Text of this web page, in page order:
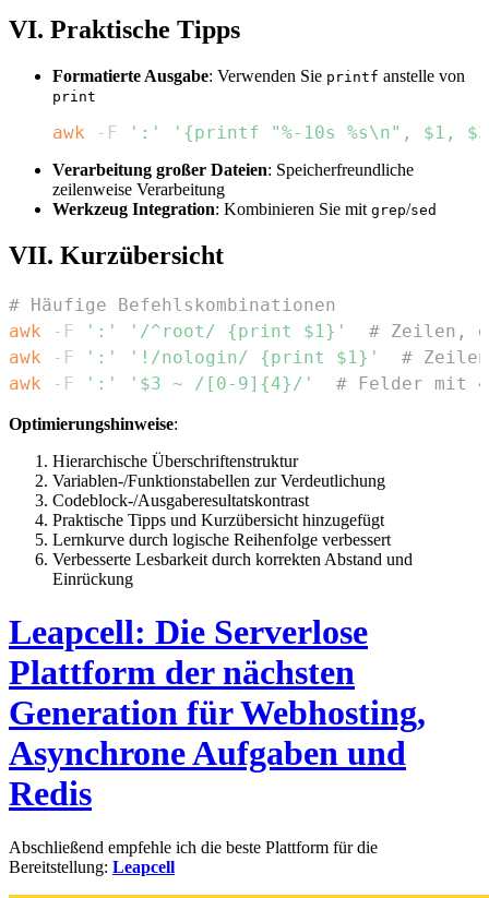
VI. Praktische Tipps
Formatierte Ausgabe: Verwenden Sie printf anstelle von
print
awk -F ':' '{printf "%-10s %s\n", $1,
Verarbeitung großer Dateien: Speicherfreundliche
zeilenweise Verarbeitung
Werkzeug Integration: Kombinieren Sie mit grep/sed
VII. Kurzübersicht
# Häufige Befehlskombinationen
awk -F ':' '/^root/ {print $1}'
# Zeilen,
awk -F ':' '!/nologin/ {print $1}'
#
awk -F ':' '$3 ~ /[0-9]{4}/' # Felder mit
Optimierungshinweise:
Hierarchische Überschriftenstruktur
Variablen-/Funktionstabellen zur Verdeutlichung
Codeblock-/Ausgaberesultatskontrast
Praktische Tipps und Kurzübersicht hinzugefügt
Lernkurve durch logische Reihenfolge verbessert
Verbesserte Lesbarkeit durch korrekten Abstand und
Einrückung
Leapcell: Die Serverlose
Plattform der nächsten
Generation für Webhosting,
Asynchrone Aufgaben und
Redis
Abschließend empfehle ich die beste Plattform für die
Bereitstellung: Leapcell